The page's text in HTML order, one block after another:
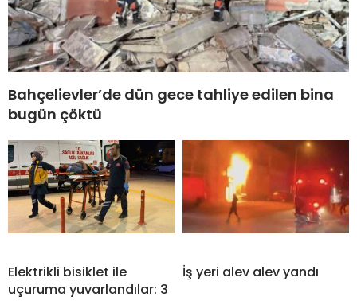
Bahçelievler’de dün gece tahliye edilen bina
bugün çöktü
Elektrikli bisiklet ile
uçuruma yuvarlandılar: 3
İş yeri alev alev yandı